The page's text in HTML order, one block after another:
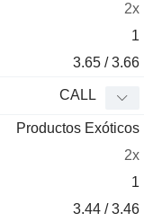
2x
1
3.65 / 3.66
CALL
Productos Exóticos
2x
1
3.44 / 3.46